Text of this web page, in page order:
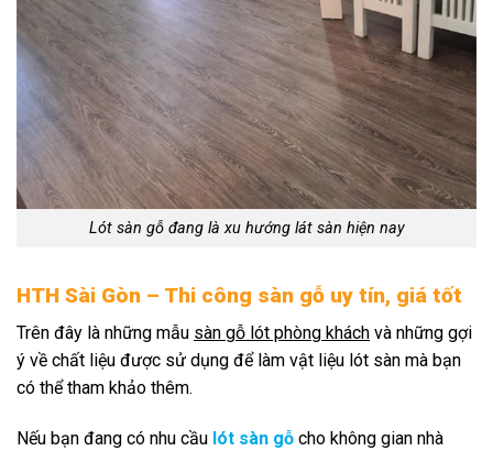
Lót sàn gỗ đang là xu hướng lát sàn hiện nay
HTH Sài Gòn – Thi công sàn gỗ uy tín, giá tốt
Trên đây là những mẫu sàn gỗ lót phòng khách và những gợi
ý về chất liệu được sử dụng để làm vật liệu lót sàn mà bạn
có thể tham khảo thêm.
Nếu bạn đang có nhu cầu lót sàn gỗ cho không gian nhà